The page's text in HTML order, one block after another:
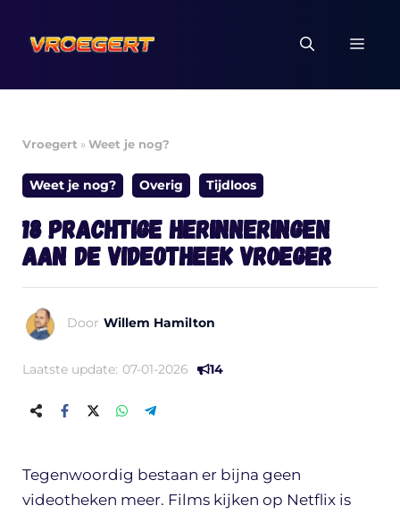
naar
inhoud
Vroegert »Weet je nog?
Weet je nog? Overig Tijdloos
18 prachtige herinneringen
aan de videotheek vroeger
Door Willem Hamilton
Laatste update: 07-01-2026 14
Tegenwoordig bestaan er bijna geen
videotheken meer. Films kijken op Netflix is